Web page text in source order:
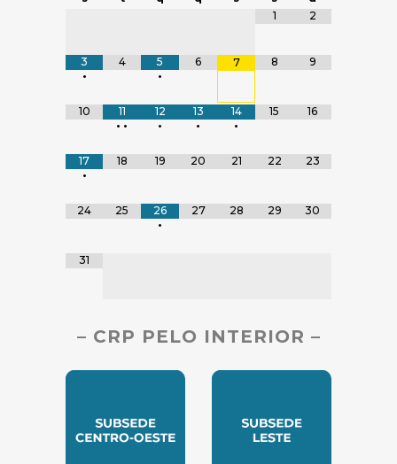
1
2
3
•
4
5
•
6 7 8 9
10
11
• •
12
•
13
•
14
•
15 16
17
•
18 19 20 21 22 23
24 25
26
•
27 28 29 30
31
– CRP PELO INTERIOR –